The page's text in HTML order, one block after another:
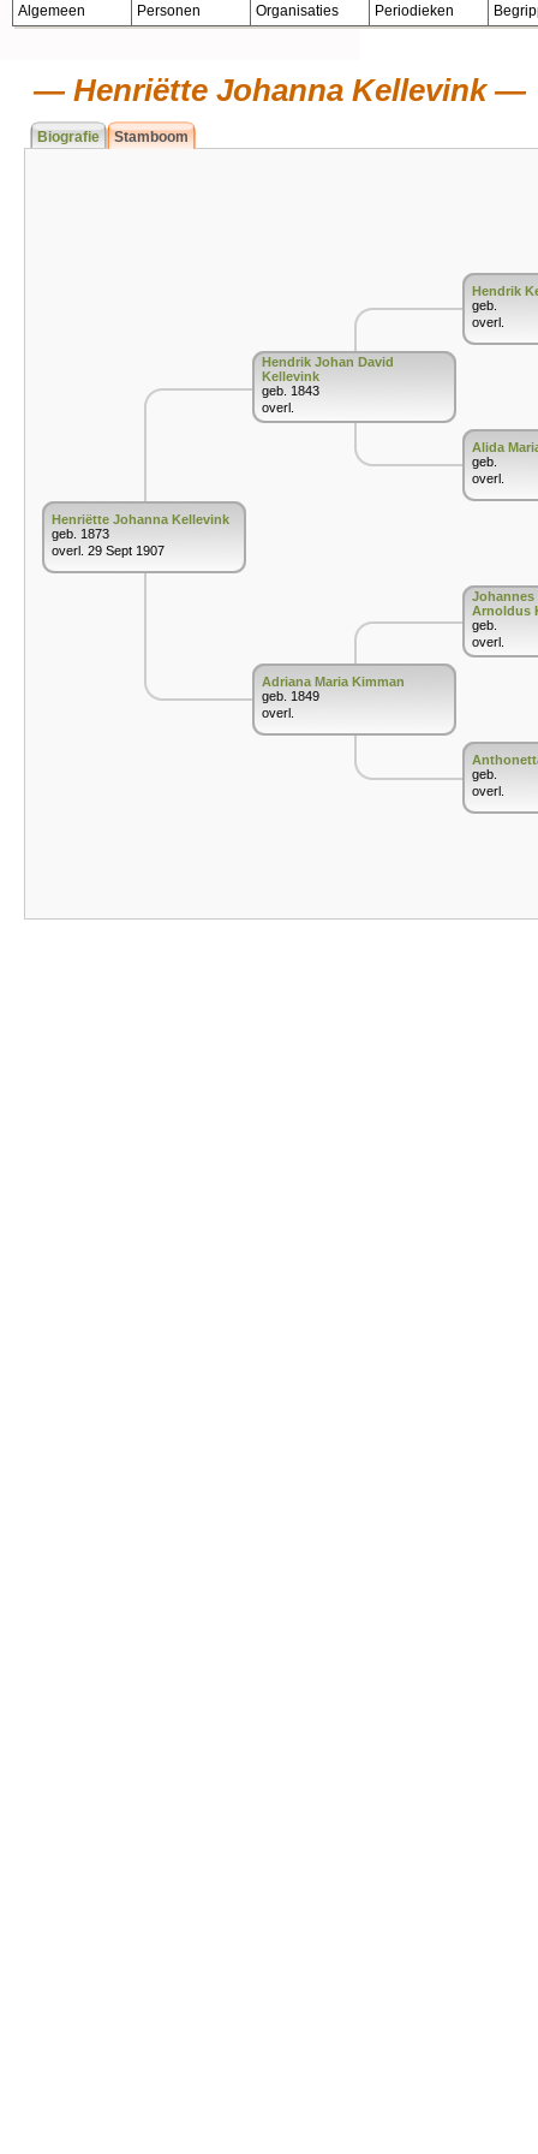
Algemeen Personen Organisaties Periodieken
Henriëtte Johanna Kellevink
Biografie Stamboom
Henriëtte Johanna Kellevink
geb. 1873
overl. 29 Sept 1907
Hendrik Johan David
Kellevink
geb. 1843
overl.
Adriana Maria Kimman
geb. 1849
overl.
Hendrik
geb.
overl.
Alida
geb.
overl.
Johannes
Arnoldus
geb.
overl.
geb.
overl.